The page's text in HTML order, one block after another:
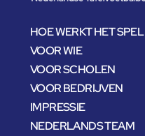
HOE WERKT HET SPEL
VOOR WIE
VOOR SCHOLEN
VOOR BEDRIJVEN
IMPRESSIE
NEDERLANDS TEAM